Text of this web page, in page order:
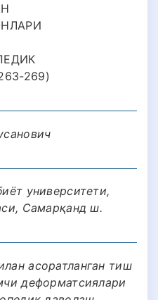
269)
университети,
Самарқанд ш.
асоратланган тиш
деформатсиялари